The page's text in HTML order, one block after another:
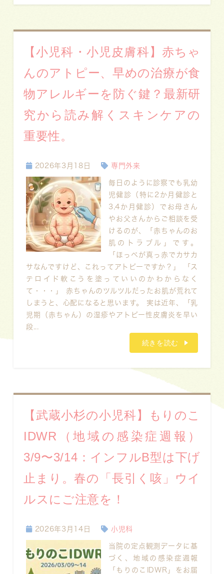
【小児科・小児皮膚科】赤ちゃ
んのアトピー、早めの治療が食
物アレルギーを防ぐ鍵？最新研
究から読み解くスキンケアの
重要性。
2026年3月18日 専門外来
毎日のように診察でも乳幼
児健診（特に2か月健診と
3,4か月健診）でお母さん
やお父さんからご相談を受
けるのが、「赤ちゃんのお
肌のトラブル」です。
「ほっぺが真っ赤でカサカ
サなんですけど、これってアトピーですか？」 「ス
テロイド軟こうを塗っていいのかわからなく
て・・・」 赤ちゃんのツルツルだったお肌が荒れて
しまうと、心配になると思います。 実は近年、「乳
児期（赤ちゃん）の湿疹やアトピー性皮膚炎を早い
段...
続きを読む
【武蔵小杉の小児科】もりのこ
IDWR（地域の感染症週報）
3/9〜3/14：インフルB型は下げ
止まり。春の「長引く咳」ウイ
ルスにご注意を！
2026年3月14日 小児科
当院の定点観測データに基
づく、地域の感染症週報
「もりのこIDWR」をお届